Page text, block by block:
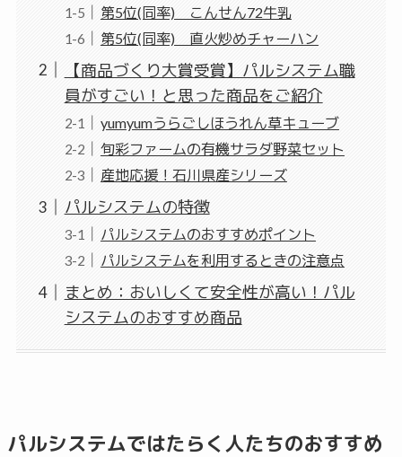
第5位(同率) こんせん72牛乳
第5位(同率) 直火炒めチャーハン
【商品づくり大賞受賞】パルシステム職
員がすごい！と思った商品をご紹介
yumyumうらごしほうれん草キューブ
旬彩ファームの有機サラダ野菜セット
産地応援！石川県産シリーズ
パルシステムの特徴
パルシステムのおすすめポイント
パルシステムを利用するときの注意点
まとめ：おいしくて安全性が高い！パル
システムのおすすめ商品
パルシステムではたらく人たちのおすすめ